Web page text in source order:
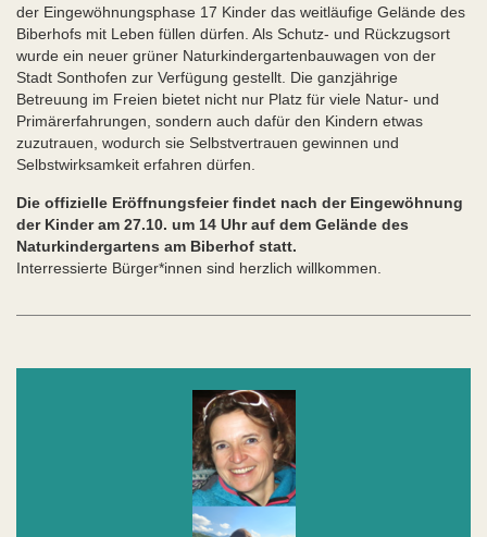
der Eingewöhnungsphase 17 Kinder das weitläufige Gelände des
Biberhofs mit Leben füllen dürfen. Als Schutz- und Rückzugsort
wurde ein neuer grüner Naturkindergartenbauwagen von der
Stadt Sonthofen zur Verfügung gestellt. Die ganzjährige
Betreuung im Freien bietet nicht nur Platz für viele Natur- und
Primärerfahrungen, sondern auch dafür den Kindern etwas
zuzutrauen, wodurch sie Selbstvertrauen gewinnen und
Selbstwirksamkeit erfahren dürfen.
Die offizielle Eröffnungsfeier findet nach der Eingewöhnung
der Kinder am 27.10. um 14 Uhr auf dem Gelände des
Naturkindergartens am Biberhof statt.
Interressierte Bürger*innen sind herzlich willkommen.